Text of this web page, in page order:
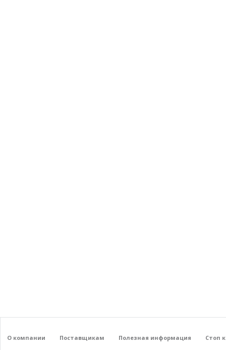
О компании Поставщикам Полезная информация Стоп